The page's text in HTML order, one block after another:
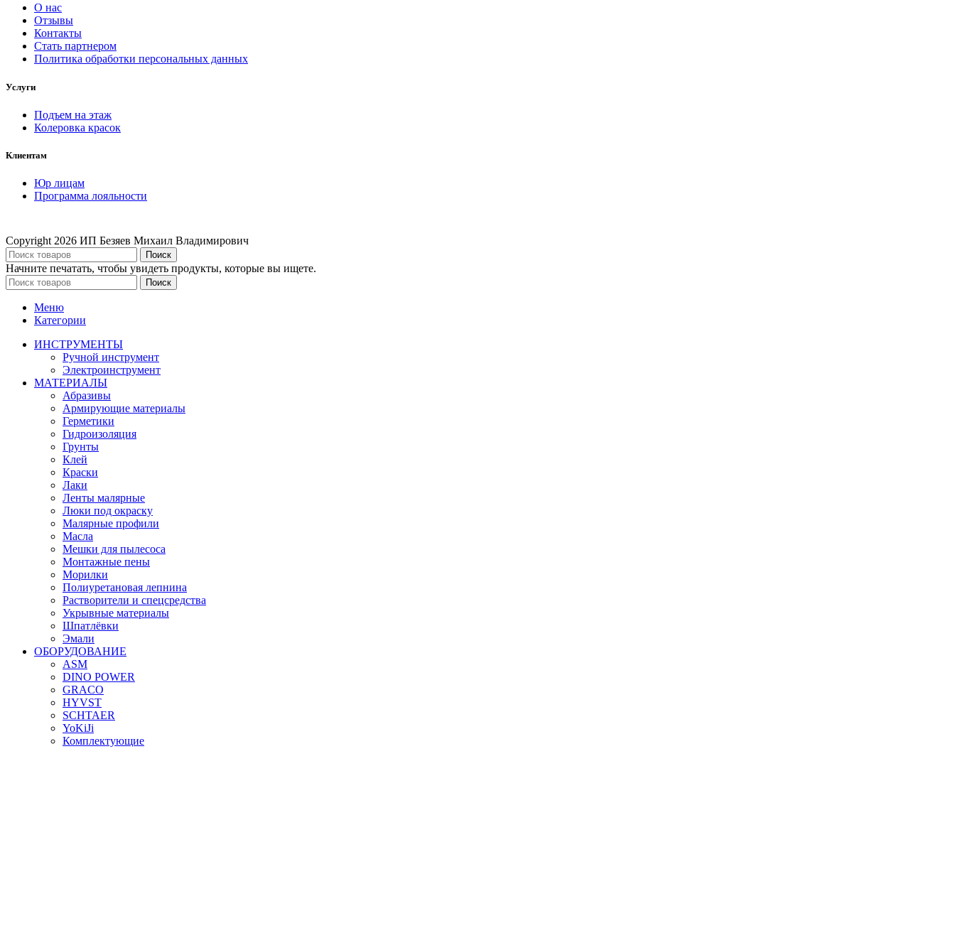
О нас
Отзывы
Контакты
Стать партнером
Политика обработки персональных данных
Услуги
Подъем на этаж
Колеровка красок
Клиентам
Юр лицам
Программа лояльности
Copyright 2026 ИП Безяев Михаил Владимирович
Поиск
Начните печатать, чтобы увидеть продукты, которые вы ищете.
Поиск
Меню
Категории
ИНСТРУМЕНТЫ
Ручной инструмент
Электроинструмент
МАТЕРИАЛЫ
Абразивы
Армирующие материалы
Герметики
Гидроизоляция
Грунты
Клей
Краски
Лаки
Ленты малярные
Люки под окраску
Малярные профили
Масла
Мешки для пылесоса
Монтажные пены
Морилки
Полиуретановая лепнина
Растворители и спецсредства
Укрывные материалы
Шпатлёвки
Эмали
ОБОРУДОВАНИЕ
ASM
DINO POWER
GRACO
HYVST
SCHTAER
YoKiJi
Комплектующие